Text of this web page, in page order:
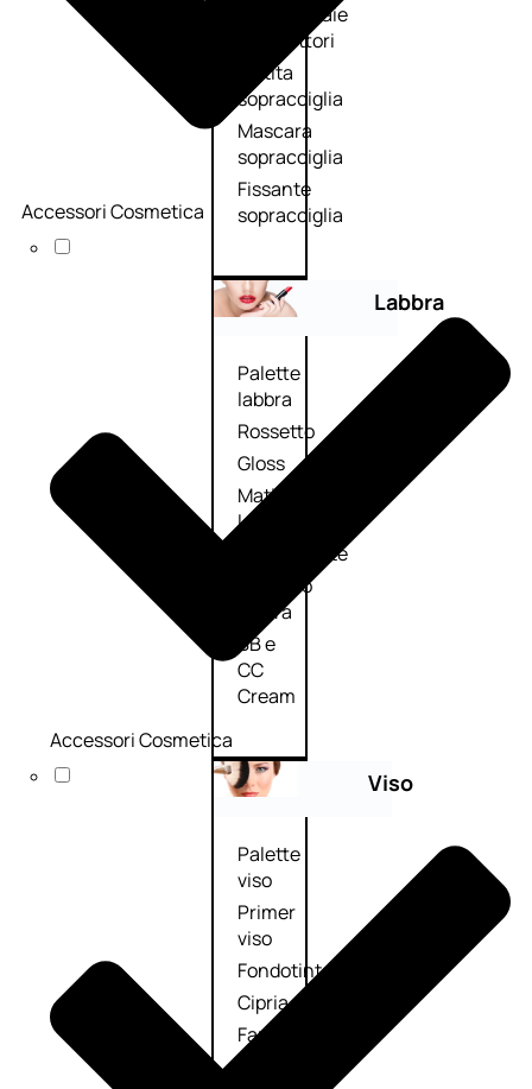
Antiocchiaie
e correttori
Matita
sopracciglia
Mascara
sopracciglia
Fissante
sopracciglia
Labbra
Palette
labbra
Rossetto
Gloss
Matita
labbra
Rimpolpante
Balsamo
labbra
BB e
CC
Cream
Viso
Palette
viso
Primer
viso
Fondotinta
Cipria
Fard/Blush
Accessori Cosmetica
Accessori Cosmetica